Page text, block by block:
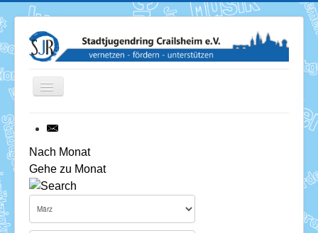
Toggle
News
Termine
Über uns
Nach Monat
Gehe zu Monat